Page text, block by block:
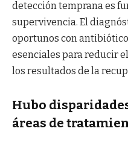
detección temprana es
supervivencia. El
oportunos con
esenciales para reducir
los resultados de la
Hubo
áreas de